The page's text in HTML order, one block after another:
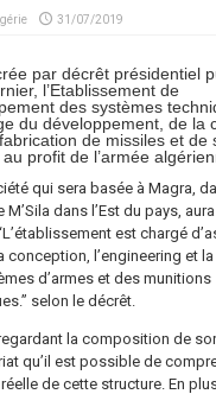
31/07/2019
par décrêt présidentiel
l’Etablissement de
des systèmes
du développement, de la
de missiles et de
au profit de l’armée
qui sera basée à Magra,
M’Sila dans l’Est du pays,
est chargé
conception, l’engineering et
d’armes et des munitions
selon le décrêt.
la composition de
qu’il est possible de
de cette structure. En